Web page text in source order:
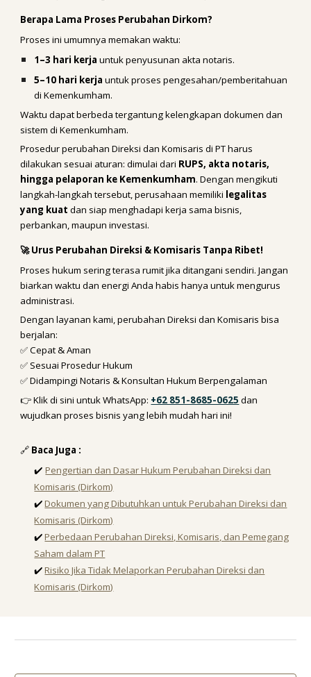
Berapa Lama Proses Perubahan Dirkom?
Proses ini umumnya memakan waktu:
1–3 hari kerja untuk penyusunan akta notaris.
5–10 hari kerja untuk proses pengesahan/pemberitahuan
di Kemenkumham.
Waktu dapat berbeda tergantung kelengkapan dokumen dan
sistem di Kemenkumham.
Prosedur perubahan Direksi dan Komisaris di PT harus
dilakukan sesuai aturan: dimulai dari RUPS, akta notaris,
hingga pelaporan ke Kemenkumham. Dengan mengikuti
langkah-langkah tersebut, perusahaan memiliki legalitas
yang kuat dan siap menghadapi kerja sama bisnis,
perbankan, maupun investasi.
🚀 Urus Perubahan Direksi & Komisaris Tanpa Ribet!
Proses hukum sering terasa rumit jika ditangani sendiri. Jangan
biarkan waktu dan energi Anda habis hanya untuk mengurus
administrasi.
Dengan layanan kami, perubahan Direksi dan Komisaris bisa
berjalan:
✅ Cepat & Aman
✅ Sesuai Prosedur Hukum
✅ Didampingi Notaris & Konsultan Hukum Berpengalaman
👉 Klik di sini untukWhatsApp: +62 851-8685-0625 dan
wujudkan proses bisnis yang lebih mudah hari ini!
🔗 Baca Juga :
✔️ Pengertian dan Dasar Hukum Perubahan Direksi dan
Komisaris (Dirkom)
✔️Dokumen yang Dibutuhkan untuk Perubahan Direksi dan
Komisaris (Dirkom)
✔️Perbedaan Perubahan Direksi, Komisaris, dan Pemegang
Saham dalam PT
✔️Risiko Jika Tidak Melaporkan Perubahan Direksi dan
Komisaris (Dirkom)